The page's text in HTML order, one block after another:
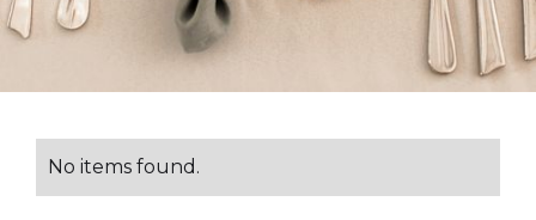
No items found.